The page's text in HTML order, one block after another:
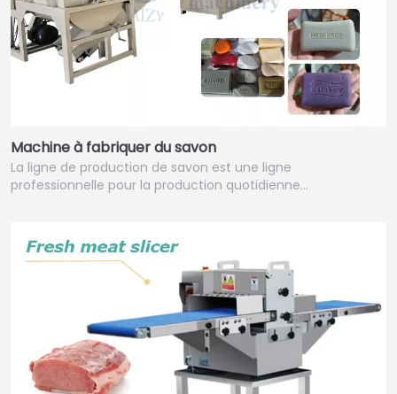
Machine à fabriquer du savon
La ligne de production de savon est une ligne
professionnelle pour la production quotidienne…